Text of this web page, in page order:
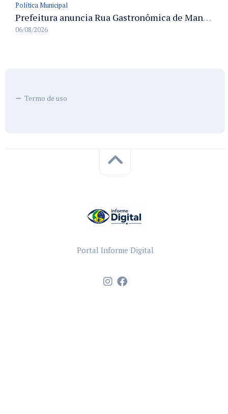
Política Municipal
Prefeitura anuncia Rua Gastronômica de Manaus e garante alternativas para 54 ambulantes cadastrados
06/08/2026
Termo de uso
Portal Informe Digital